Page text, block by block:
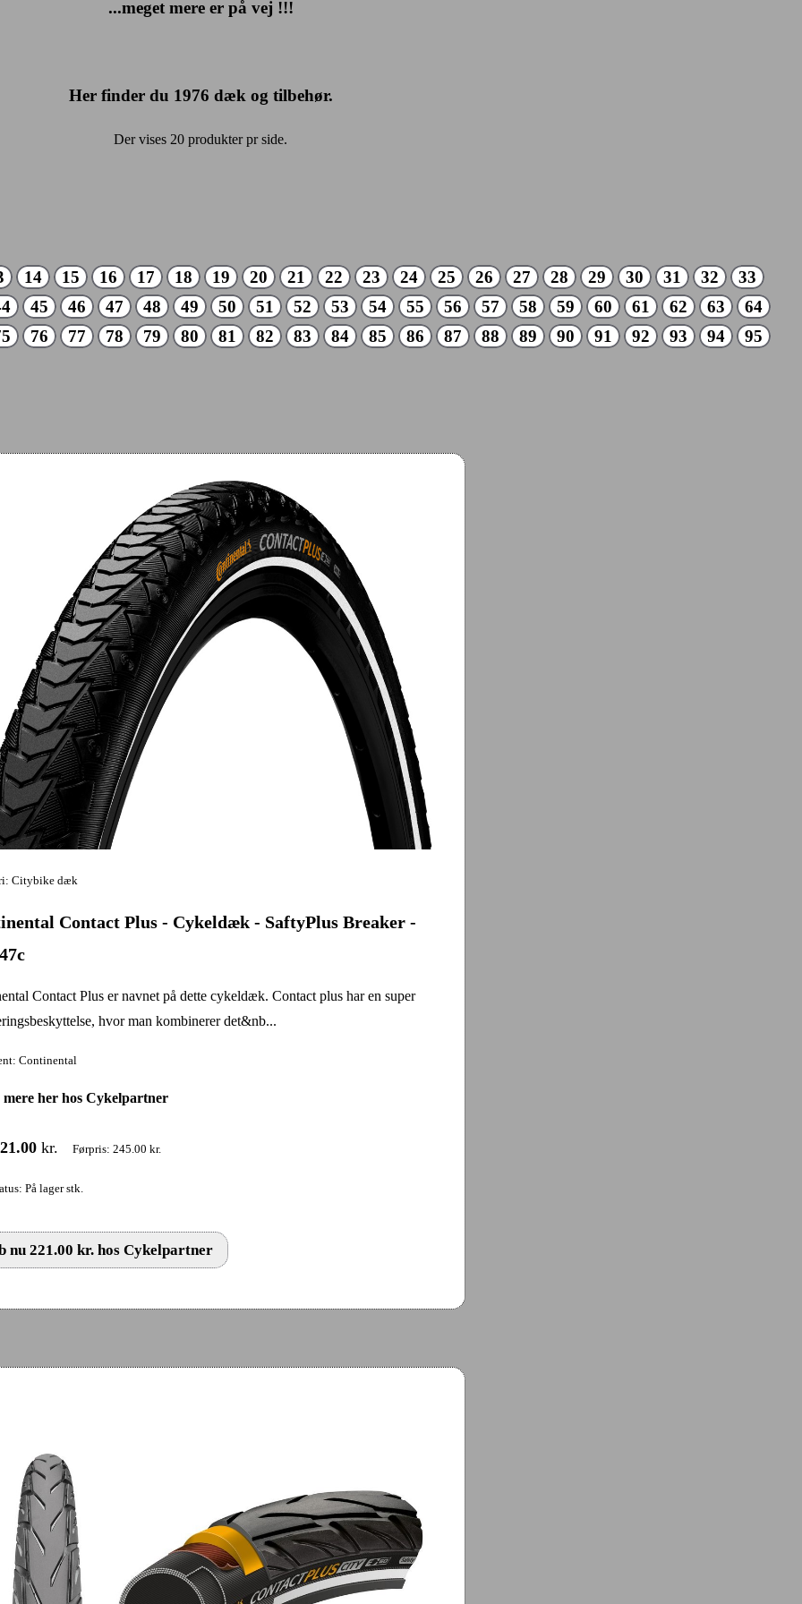
...meget mere er på vej !!!
Her finder du 1976 dæk og tilbehør.
Der vises 20 produkter pr side.
14 15 16 17 18 19 20 21 22 23 24 25 26 27 28 29 30 31 32
33
45 46 47 48 49 50 51 52 53 54 55 56 57 58 59 60 61 62 63
64
76 77 78 79 80 81 82 83 84 85 86 87 88 89 90 91 92 93 94 95
Citybike dæk
Contact Plus - Cykeldæk - SaftyPlus Breaker -
Contact Plus er navnet på dette cykeldæk. Contact plus har en super
hvor man kombinerer det&nb...
Continental
her hos Cykelpartner
kr. Førpris: 245.00 kr.
På lager stk.
nu 221.00 kr. hos Cykelpartner